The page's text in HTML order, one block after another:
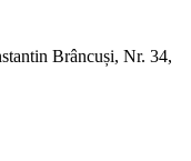
Brâncuși, Nr. 34,